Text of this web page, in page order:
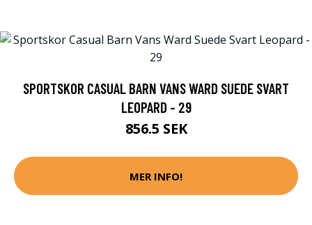
SPORTSKOR CASUAL BARN VANS WARD SUEDE SVART
LEOPARD - 29
856.5 SEK
MER INFO!